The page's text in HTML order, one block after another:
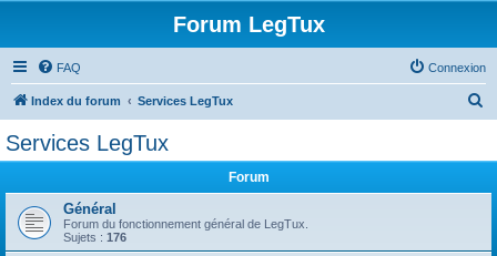
Forum LegTux
FAQ Connexion
Index du forum Services LegTux
Services LegTux
Forum
Général
Forum du fonctionnement général de LegTux.
Sujets : 176